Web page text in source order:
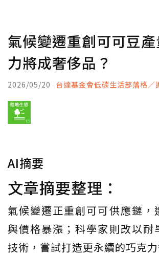
氣候變遷重創可可豆
力將成奢侈品？
2026/05/20 台達基金會低碳生活部落格／
AI摘要
文章摘要整理：
氣候變遷正重創可可供應鏈，
與價格暴漲；科學家則改以耐
技術，嘗試打造更永續的巧克力